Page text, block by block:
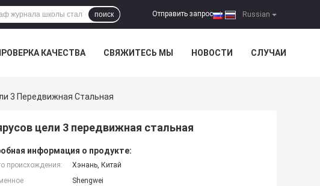
Russian
Отправить запрос |
поиск
КАЧЕСТВА СВЯЖИТЕСЬ МЫ НОВОСТИ СЛУЧАИ
3 Передвижная Стальная
цели 3 передвижная стальная
информация о продукте:
происхождения:
Хэнань, Китай
Shengwei